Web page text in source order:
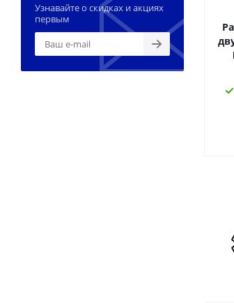
Узнавайте о скидках и акциях
первым